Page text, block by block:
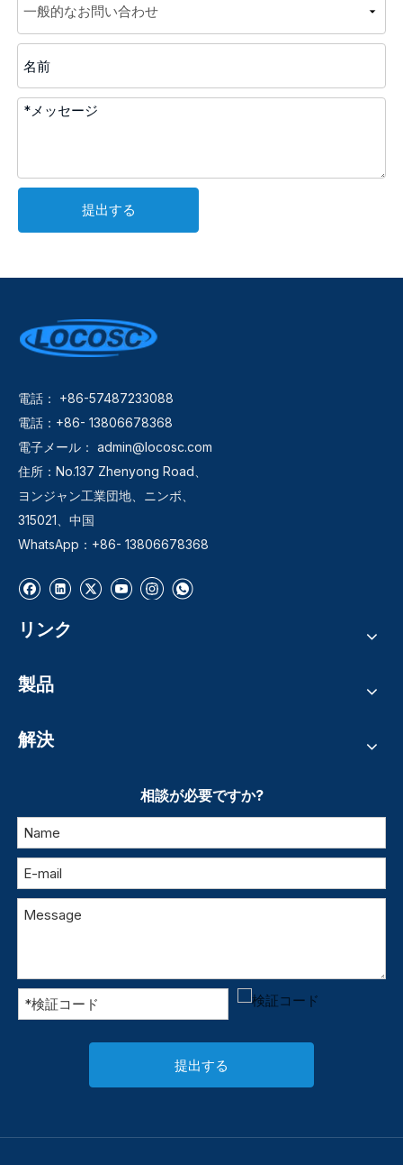
提出する
電話： +86-57487233088
電話：+86- 13806678368
電子メール： admin@locosc.com
住所：No.137 Zhenyong Road、
ヨンジャン工業団地、ニンボ、
315021、中国
WhatsApp：+86- 13806678368
リンク
製品
解決
相談が必要ですか?
提出する